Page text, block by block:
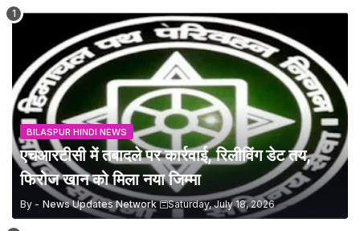
BILASPUR HINDI NEWS
एचआरटीसी में तबादले पर कार्रवाई, रिलीविंग डेट तय,
फिरोज खान को मिला नया जिम्मा
By - News Updates Network Saturday, July 18, 2026